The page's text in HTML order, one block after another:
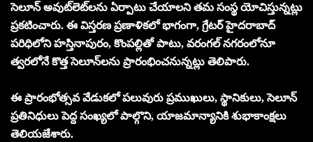
సెలూన్ అవుట్‌లెట్‌లను ఏర్పాటు చేయాలని తమ సంస్థ యోచిస్తున్నట్లు
ప్రకటించారు. ఈ విస్తరణ ప్రణాళికలో భాగంగా, గ్రేటర్ హైదరాబాద్
పరిధిలోని హస్తినాపురం, కొంపల్లితో పాటు, వరంగల్ నగరంలోనూ
త్వరలోనే కొత్త సెలూన్‌లను ప్రారంభించనున్నట్లు తెలిపారు.
ఈ ప్రారంభోత్సవ వేడుకలో పలువురు ప్రముఖులు, స్థానికులు, సెలూన్
ప్రతినిధులు పెద్ద సంఖ్యలో పాల్గొని, యాజమాన్యానికి శుభాకాంక్షలు
తెలియజేశారు.